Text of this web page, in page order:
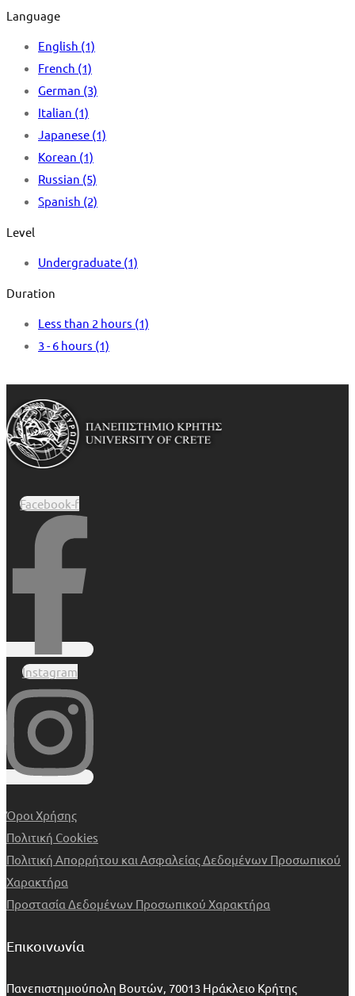
Language
English (1)
French (1)
German (3)
Italian (1)
Japanese (1)
Korean (1)
Russian (5)
Spanish (2)
Level
Undergraduate (1)
Duration
Less than 2 hours (1)
3 - 6 hours (1)
Facebook-f
Instagram
Όροι Χρήσης
Πολιτική Cookies
Πολιτική Απορρήτου και Ασφαλείας Δεδομένων Προσωπικού
Χαρακτήρα
Προστασία Δεδομένων Προσωπικού Χαρακτήρα
Επικοινωνία
Πανεπιστημιούπολη Βουτών, 70013 Ηράκλειο Κρήτης